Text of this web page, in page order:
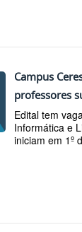
Campus
professores
Edital tem
Informática e
iniciam em 1º